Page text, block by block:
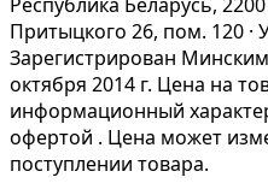
Притыцкого 26, пом. 120 ·
Зарегистрирован
октября 2014 г. Цена на
информационный
офертой . Цена может
поступлении товара.